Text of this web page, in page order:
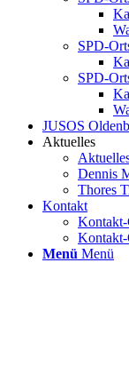
SPD-
SPD-
JUSOS
Aktu­el­les
Den­nis
Tho­res
Kon­takt
Kon­­­takt-
Kon­­­takt-
Menü Menü